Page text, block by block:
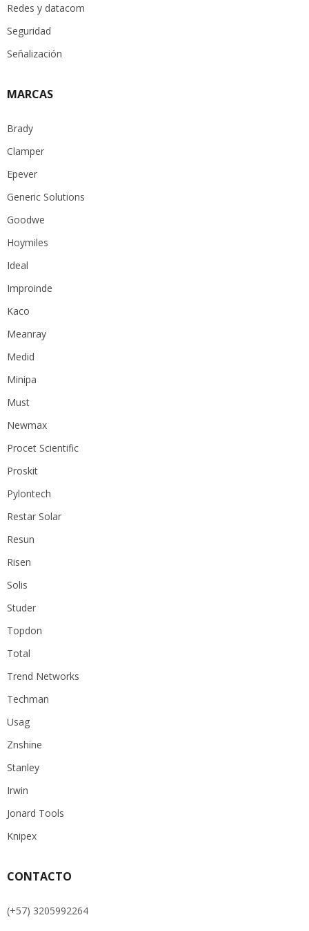
Redes y datacom
Seguridad
Señalización
MARCAS
Brady
Clamper
Epever
Generic Solutions
Goodwe
Hoymiles
Ideal
Improinde
Kaco
Meanray
Medid
Minipa
Must
Newmax
Procet Scientific
Proskit
Pylontech
Restar Solar
Resun
Risen
Solis
Studer
Topdon
Total
Trend Networks
Techman
Usag
Znshine
Stanley
Irwin
Jonard Tools
Knipex
CONTACTO
(+57) 3205992264